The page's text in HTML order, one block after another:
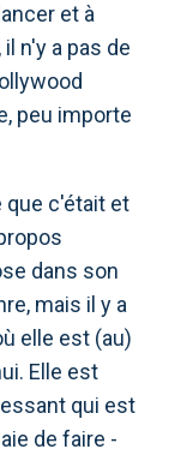
et à
n'y a pas de
peu importe
que c'était et
dans son
mais il y a
elle est (au)
Elle est
qui est
de faire -